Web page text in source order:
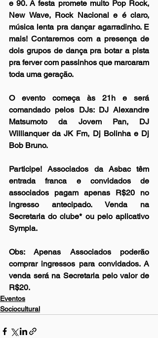
e 90. A festa promete muito Pop Rock,
New Wave, Rock Nacional e é claro,
música lenta pra dançar agarradinho. E
mais! Contaremos com a presença de
dois grupos de dança pra botar a pista
pra ferver com passinhos que marcaram
toda uma geração.
O evento começa às 21h e será
comandado pelos DJs: DJ Alexandre
Matsumoto da Jovem Pan, DJ
Willianquer da JK Fm, Dj Bolinha e Dj
Bob Bruno.
Participe! Associados da Asbac têm
entrada franca e convidados de
associados pagam apenas R$20 no
ingresso antecipado. Venda na
Secretaria do clube* ou pelo aplicativo
Sympla.
Obs: Apenas Associados poderão
comprar ingressos para convidados. A
venda será na Secretaria pelo valor de
R$20.
Eventos
Sociocultural